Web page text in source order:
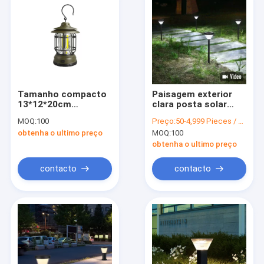
Produtos
Vídeos
Tamanho compacto
13*12*20cm
da lâmpada da
barraca de Mini Retro
MOQ:100
obtenha o ultimo preço
contacto
Paisagem exterior
clara posta solar
gramado, caminho
do bom preço do
diodo emissor de luz,
Preço:50-4,999 Pieces / US $15 | 5,000+ Pieces / US $13
MOQ:100
obtenha o ultimo preço
contacto